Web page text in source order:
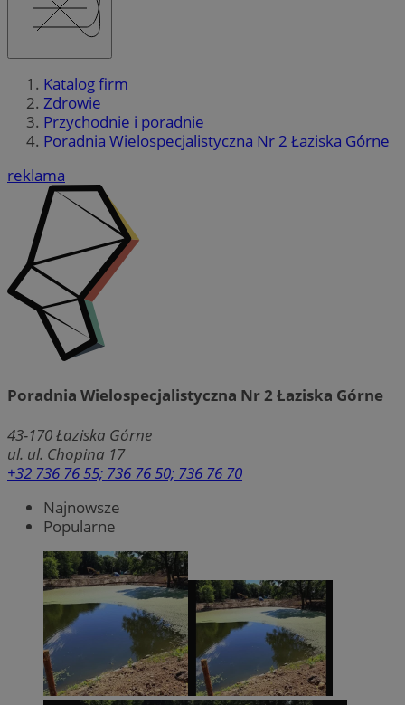
Katalog firm
Zdrowie
Przychodnie i poradnie
Poradnia Wielospecjalistyczna Nr 2 Łaziska Górne
reklama
Poradnia Wielospecjalistyczna Nr 2 Łaziska Górne
43-170Łaziska Górne
ul. ul. Chopina 17
+32 736 76 55; 736 76 50; 736 76 70
Najnowsze
Popularne